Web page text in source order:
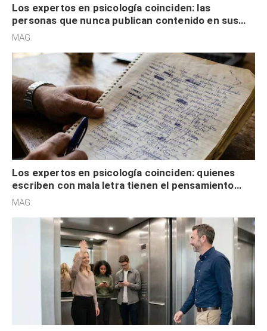
Los expertos en psicología coinciden: las
personas que nunca publican contenido en sus
redes sociales no pretenden buscar validación
MAG.
Los expertos en psicología coinciden: quienes
escriben con mala letra tienen el pensamiento
acelerado y no lo hacen por desinterés
MAG.